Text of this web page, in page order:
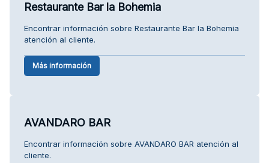
Restaurante Bar la Bohemia
Encontrar información sobre Restaurante Bar la Bohemia
atención al cliente.
Más información
AVANDARO BAR
Encontrar información sobre AVANDARO BAR atención al
cliente.